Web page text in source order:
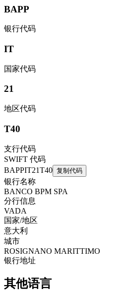
BAPP
银行代码
IT
国家代码
21
地区代码
T40
支行代码
SWIFT 代码
BAPPIT21T40 复制代码
银行名称
BANCO BPM SPA
分行信息
VADA
国家/地区
意大利
城市
ROSIGNANO MARITTIMO
银行地址
其他语言